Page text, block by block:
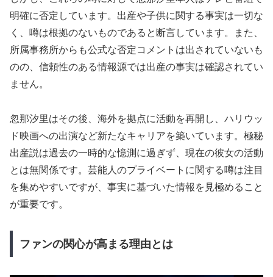
明確に否定しています。出産や子供に関する事実は一切な
く、噂は根拠のないものであると断言しています。また、
所属事務所からも公式な否定コメントは出されていないも
のの、信頼性のある情報源では出産の事実は確認されてい
ません。
忽那汐里はその後、海外を拠点に活動を再開し、ハリウッ
ド映画への出演など新たなキャリアを築いています。極秘
出産説は過去の一時的な憶測に過ぎず、現在の彼女の活動
とは無関係です。芸能人のプライベートに関する噂は注目
を集めやすいですが、事実に基づいた情報を見極めること
が重要です。
ファンの関心が高まる理由とは